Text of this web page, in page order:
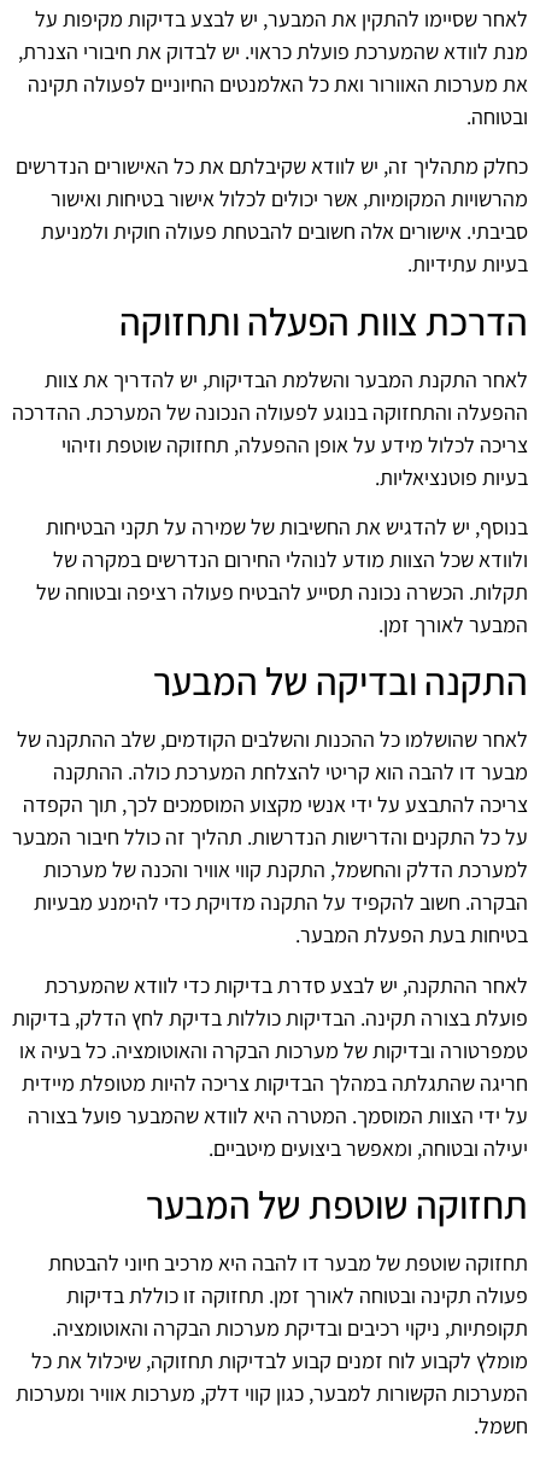
לאחר שסיימו להתקין את המבער, יש לבצע בדיקות מקיפות על
מנת לוודא שהמערכת פועלת כראוי. יש לבדוק את חיבורי הצנרת,
את מערכות האוורור ואת כל האלמנטים החיוניים לפעולה תקינה
ובטוחה.
כחלק מתהליך זה, יש לוודא שקיבלתם את כל האישורים הנדרשים
מהרשויות המקומיות, אשר יכולים לכלול אישור בטיחות ואישור
סביבתי. אישורים אלה חשובים להבטחת פעולה חוקית ולמניעת
בעיות עתידיות.
הדרכת צוות הפעלה ותחזוקה
לאחר התקנת המבער והשלמת הבדיקות, יש להדריך את צוות
ההפעלה והתחזוקה בנוגע לפעולה הנכונה של המערכת. ההדרכה
צריכה לכלול מידע על אופן ההפעלה, תחזוקה שוטפת וזיהוי
בעיות פוטנציאליות.
בנוסף, יש להדגיש את החשיבות של שמירה על תקני הבטיחות
ולוודא שכל הצוות מודע לנוהלי החירום הנדרשים במקרה של
תקלות. הכשרה נכונה תסייע להבטיח פעולה רציפה ובטוחה של
המבער לאורך זמן.
התקנה ובדיקה של המבער
לאחר שהושלמו כל ההכנות והשלבים הקודמים, שלב ההתקנה של
מבער דו להבה הוא קריטי להצלחת המערכת כולה. ההתקנה
צריכה להתבצע על ידי אנשי מקצוע המוסמכים לכך, תוך הקפדה
על כל התקנים והדרישות הנדרשות. תהליך זה כולל חיבור המבער
למערכת הדלק והחשמל, התקנת קווי אוויר והכנה של מערכות
הבקרה. חשוב להקפיד על התקנה מדויקת כדי להימנע מבעיות
בטיחות בעת הפעלת המבער.
לאחר ההתקנה, יש לבצע סדרת בדיקות כדי לוודא שהמערכת
פועלת בצורה תקינה. הבדיקות כוללות בדיקת לחץ הדלק, בדיקות
טמפרטורה ובדיקות של מערכות הבקרה והאוטומציה. כל בעיה או
חריגה שהתגלתה במהלך הבדיקות צריכה להיות מטופלת מיידית
על ידי הצוות המוסמך. המטרה היא לוודא שהמבער פועל בצורה
יעילה ובטוחה, ומאפשר ביצועים מיטביים.
תחזוקה שוטפת של המבער
תחזוקה שוטפת של מבער דו להבה היא מרכיב חיוני להבטחת
פעולה תקינה ובטוחה לאורך זמן. תחזוקה זו כוללת בדיקות
תקופתיות, ניקוי רכיבים ובדיקת מערכות הבקרה והאוטומציה.
מומלץ לקבוע לוח זמנים קבוע לבדיקות תחזוקה, שיכלול את כל
המערכות הקשורות למבער, כגון קווי דלק, מערכות אוויר ומערכות
חשמל.